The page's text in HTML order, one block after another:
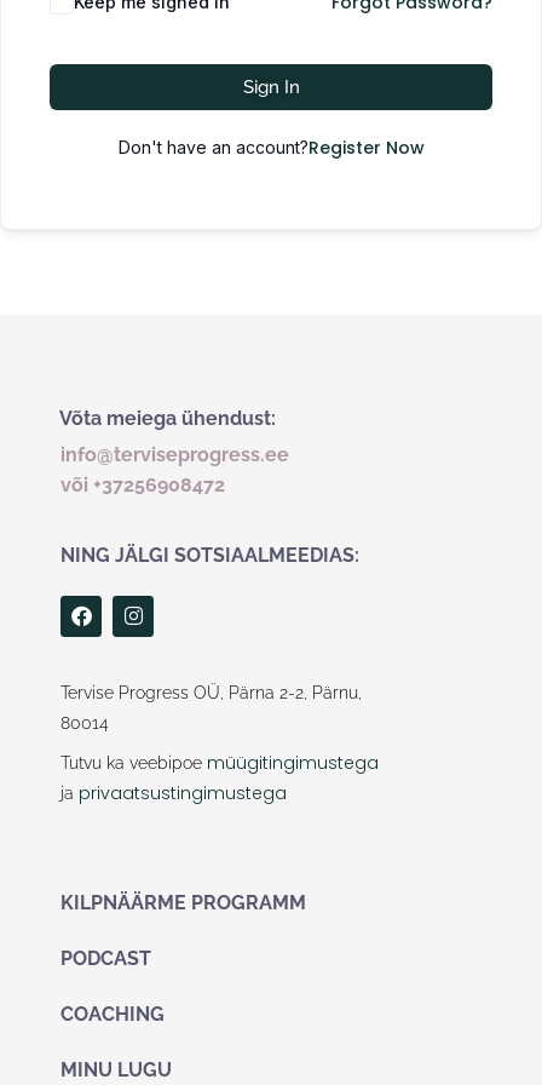
Sign In
Don't have an account?Register Now
Võta meiega ühendust:
info@terviseprogress.ee
või +37256908472
NING JÄLGI SOTSIAALMEEDIAS:
F
a
c
b
o
o
I
n
s
a
g
m
Tervise Progress OÜ, Pärna 2-2, Pärnu,
80014
Tutvu ka veebipoe müügitingimustega
ja privaatsustingimustega
KILPNÄÄRME PROGRAMM
PODCAST
COACHING
MINU LUGU